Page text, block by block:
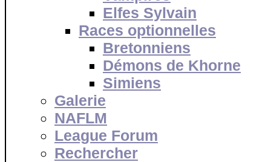
Elfes Sylvain
Races optionnelles
Bretonniens
Démons de Khorne
Simiens
Galerie
NAFLM
League Forum
Rechercher